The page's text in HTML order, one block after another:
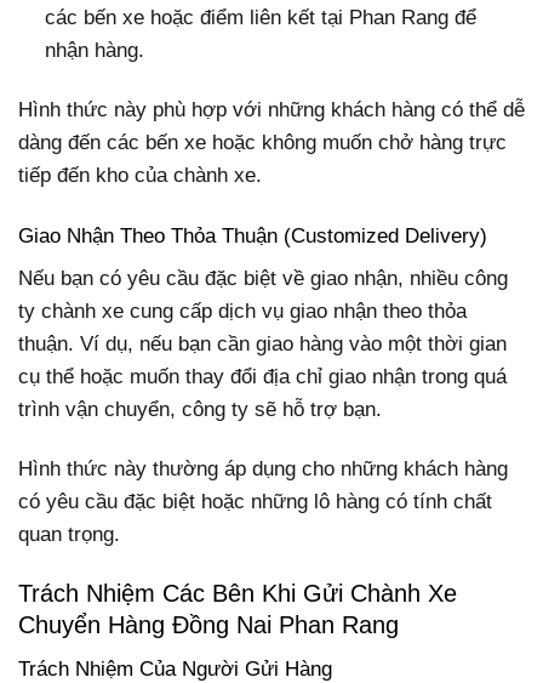
các bến xe hoặc điểm liên kết tại Phan Rang để
nhận hàng.
Hình thức này phù hợp với những khách hàng có thể dễ
dàng đến các bến xe hoặc không muốn chở hàng trực
tiếp đến kho của chành xe.
Giao Nhận Theo Thỏa Thuận (Customized Delivery)
Nếu bạn có yêu cầu đặc biệt về giao nhận, nhiều công
ty chành xe cung cấp dịch vụ giao nhận theo thỏa
thuận. Ví dụ, nếu bạn cần giao hàng vào một thời gian
cụ thể hoặc muốn thay đổi địa chỉ giao nhận trong quá
trình vận chuyển, công ty sẽ hỗ trợ bạn.
Hình thức này thường áp dụng cho những khách hàng
có yêu cầu đặc biệt hoặc những lô hàng có tính chất
quan trọng.
Trách Nhiệm Các Bên Khi Gửi Chành Xe
Chuyển Hàng Đồng Nai Phan Rang
Trách Nhiệm Của Người Gửi Hàng